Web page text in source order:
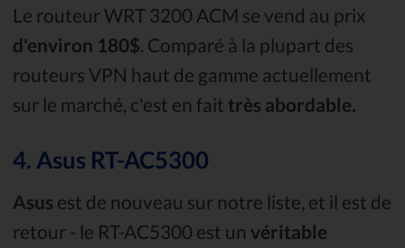
Le routeur WRT 3200 ACM se vend au prix
d'environ 180$ . Comparé à la plupart des
routeurs VPN haut de gamme actuellement
sur le marché, c'est en fait très abordable.
4. Asus RT-AC5300
Asus est de nouveau sur notre liste, et il est de
retour - le RT-AC5300 est un véritable